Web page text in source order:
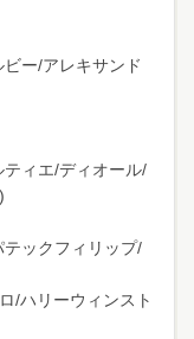
ー/アレキサンド
ィエ/ディオール/
ックフィリップ/
/ハリーウィンスト